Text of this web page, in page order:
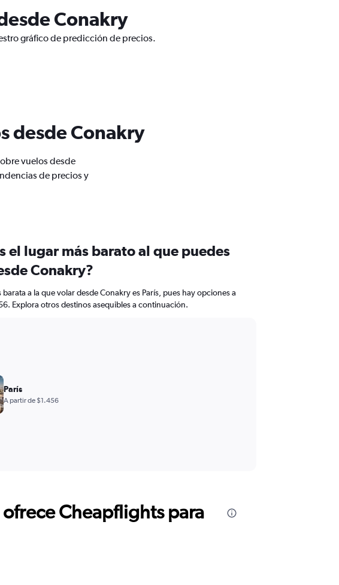
Conakry
gráfico de predicción de precios.
desde Conakry
vuelos desde
de precios y
el lugar más barato al que puedes
Conakry?
barata a la que volar desde Conakry es París, pues hay opciones a
Explora otros destinos asequibles a continuación.
París
A partir de $1.456
Cheapflights para